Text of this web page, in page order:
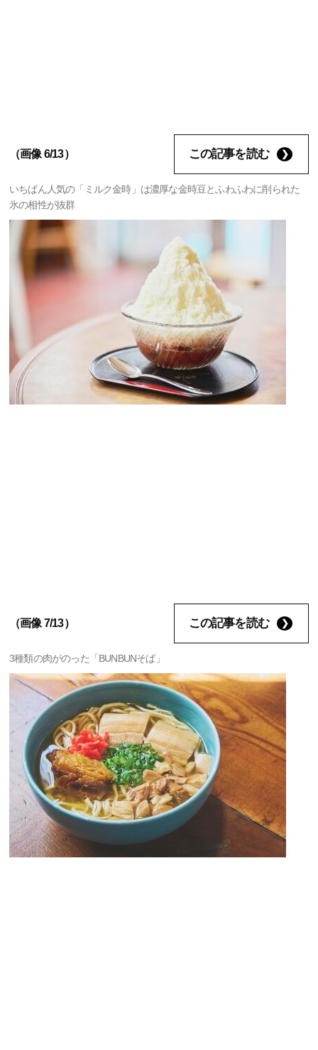
（画像 6/13） この記事を読む
いちばん人気の「ミルク金時」は濃厚な金時豆とふわふわに削られた
氷の相性が抜群
（画像 7/13） この記事を読む
3種類の肉がのった「BUNBUNそば」